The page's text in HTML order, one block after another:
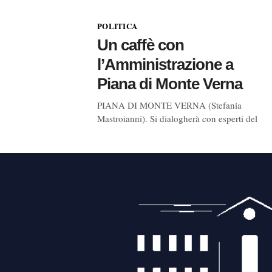
POLITICA
Un caffè con
l’Amministrazione a
Piana di Monte Verna
PIANA DI MONTE VERNA (Stefania
Mastroianni). Si dialogherà con esperti del